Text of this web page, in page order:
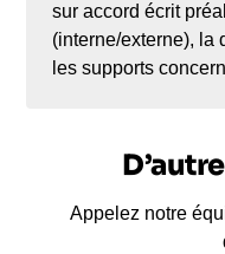
sur accord écrit
(interne/externe), la
les supports
Appelez notre